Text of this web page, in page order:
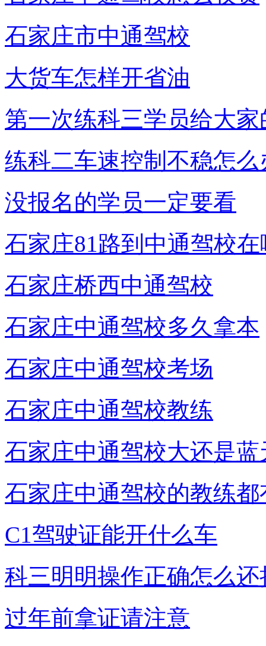
石家庄市中通驾校
大货车怎样开省油
第一次练科三学员给大家
练科二车速控制不稳怎么
没报名的学员一定要看
石家庄81路到中通驾校
石家庄桥西中通驾校
石家庄中通驾校多久拿本
石家庄中通驾校考场
石家庄中通驾校教练
石家庄中通驾校大还是
石家庄中通驾校的教练都
C1驾驶证能开什么车
科三明明操作正确怎么还
过年前拿证请注意